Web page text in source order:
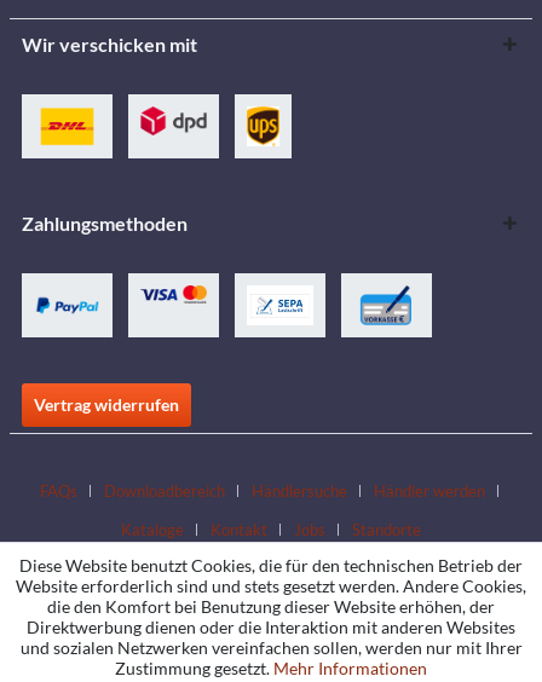
Wir verschicken mit
Zahlungsmethoden
Vertrag widerrufen
FAQs Downloadbereich Händlersuche
Händler werden
Kataloge
Kontakt Jobs Standorte
Diese Website benutzt Cookies, die für den technischen Betrieb der
Website erforderlich sind und stets gesetzt werden. Andere Cookies,
die den Komfort bei Benutzung dieser Website erhöhen, der
Direktwerbung dienen oder die Interaktion mit anderen Websites
und sozialen Netzwerken vereinfachen sollen, werden nur mit Ihrer
Zustimmung gesetzt. Mehr Informationen